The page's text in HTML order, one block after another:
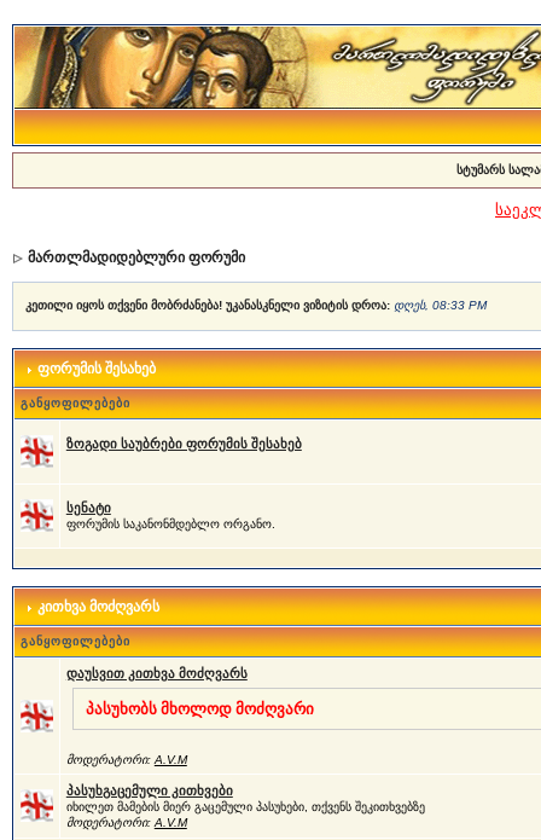
სტუმარს
მართლმადიდებლური ფორუმი
კეთილი იყოს თქვენი მობრძანება! უკანასკნელი ვიზიტის დროა: დღეს, 08:33 PM
ფორუმის შესახებ
განყოფილებები
ზოგადი საუბრები ფორუმის შესახებ
სენატი
ფორუმის საკანონმდებლო ორგანო.
კითხვა მოძღვარს
განყოფილებები
დაუსვით კითხვა მოძღვარს
პასუხობს მხოლოდ მოძღვარი
მოდერატორი: A.V.M
პასუხგაცემული კითხვები
იხილეთ მამების მიერ გაცემული პასუხები, თქვენს შეკითხვებზე
მოდერატორი: A.V.M